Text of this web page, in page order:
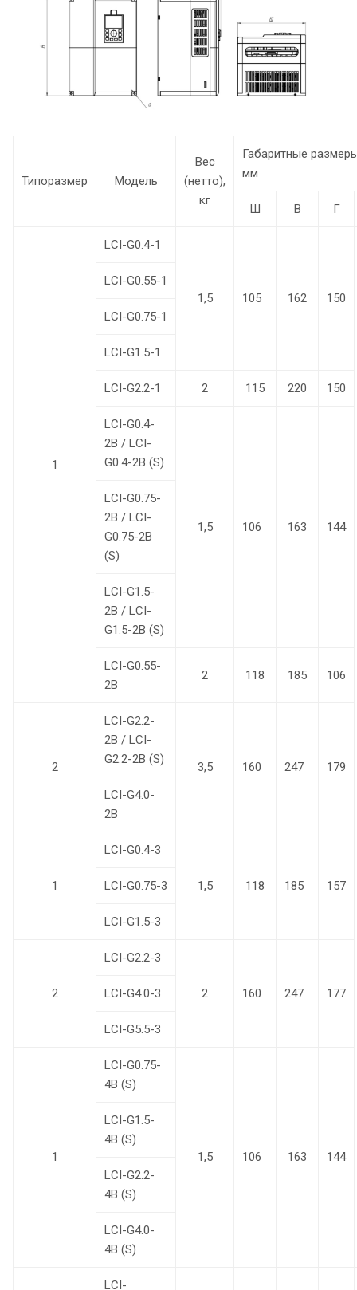
Типоразмер Модель
Вес
(нетто),
кг
Габаритные
мм
Ш В Г
1
LCI-G0.4-1
1,5 105 162 150
LCI-G0.55-1
LCI-G0.75-1
LCI-G1.5-1
LCI-G2.2-1 2 115 220 150
LCI-G0.4-
2B / LCI-
G0.4-2B (S)
1,5 106 163 144
LCI-G0.75-
2B / LCI-
G0.75-2B
(S)
LCI-G1.5-
2B / LCI-
G1.5-2B (S)
LCI-G0.55-
2B
2 118 185 106
2
LCI-G2.2-
2B / LCI-
G2.2-2B (S)
3,5 160 247
179
LCI-G4.0-
2B
1
LCI-G0.4-3
1,5 118 185 157
LCI-G0.75-3
LCI-G1.5-3
2
LCI-G2.2-3
2 160 247 177
LCI-G4.0-3
LCI-G5.5-3
1
LCI-G0.75-
4B (S)
1,5 106 163 144
LCI-G1.5-
4B (S)
LCI-G2.2-
4B (S)
LCI-G4.0-
4B (S)
LCI-